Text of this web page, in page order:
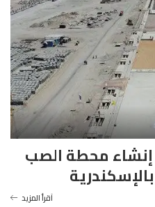
إنشاء محطة الصب
آقرأ المزيد